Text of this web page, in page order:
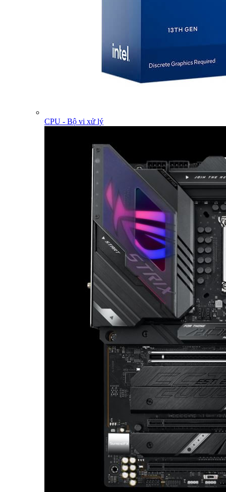
CPU - Bộ vi xử lý